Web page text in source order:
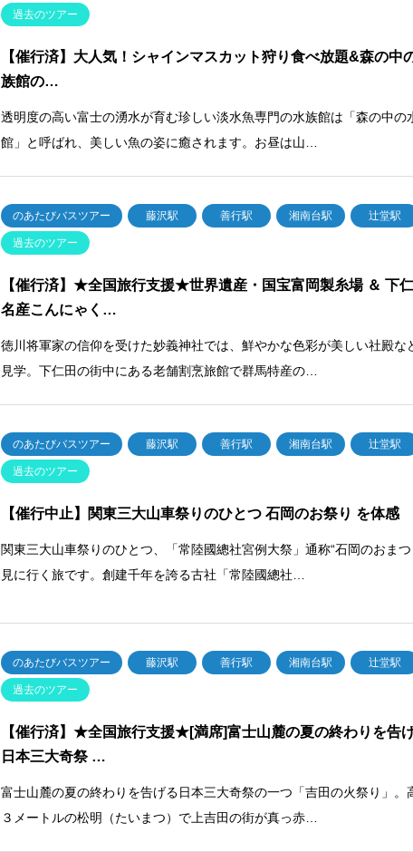
過去のツアー
【催行済】大人気！シャインマスカット狩り食べ放題&森の中
族館の…
透明度の高い富士の湧水が育む珍しい淡水魚専門の水族館は「森の中の
館」と呼ばれ、美しい魚の姿に癒されます。お昼は山…
のあたびバスツアー 藤沢駅 善行駅 湘南台駅 辻堂駅
過去のツアー
【催行済】★全国旅行支援★世界遺産・国宝富岡製糸場 ＆ 下
名産こんにゃく…
徳川将軍家の信仰を受けた妙義神社では、鮮やかな色彩が美しい社殿な
見学。下仁田の街中にある老舗割烹旅館で群馬特産の…
のあたびバスツアー 藤沢駅 善行駅 湘南台駅 辻堂駅
過去のツアー
【催行中止】関東三大山車祭りのひとつ 石岡のお祭り を体感
関東三大山車祭りのひとつ、「常陸國總社宮例大祭」通称“石岡のおまつ
見に行く旅です。創建千年を誇る古社「常陸國總社…
のあたびバスツアー 藤沢駅 善行駅 湘南台駅 辻堂駅
過去のツアー
【催行済】★全国旅行支援★[満席]富士山麓の夏の終わりを告
日本三大奇祭 …
富士山麓の夏の終わりを告げる日本三大奇祭の一つ「吉田の火祭り」。
３メートルの松明（たいまつ）で上吉田の街が真っ赤…